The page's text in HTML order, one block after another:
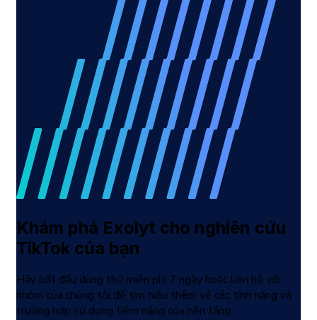
Khám phá Exolyt cho nghiên cứu
TikTok của bạn
Hãy bắt đầu dùng thử miễn phí 7 ngày hoặc liên hệ với
nhóm của chúng tôi để tìm hiểu thêm về các tính năng và
trường hợp sử dụng tiềm năng của nền tảng.